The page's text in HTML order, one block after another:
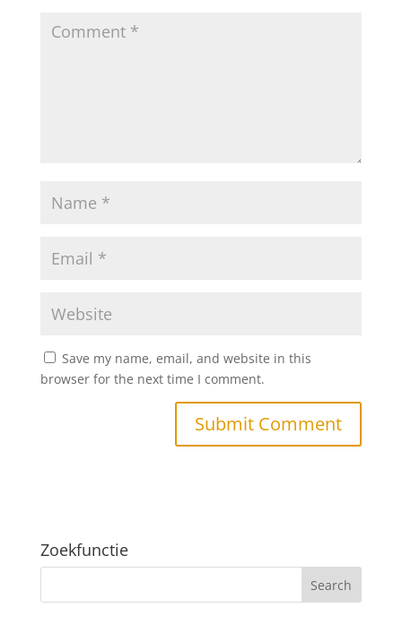
Save my name, email, and website in this
browser for the next time I comment.
Zoekfunctie